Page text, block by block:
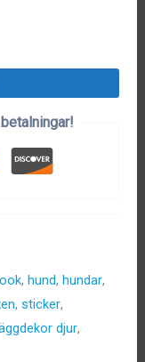
, hund, hundar,
, sticker,
djur,